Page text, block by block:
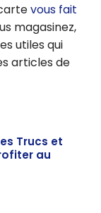
vous fait
magasinez,
utiles qui
articles de
Trucs et
au